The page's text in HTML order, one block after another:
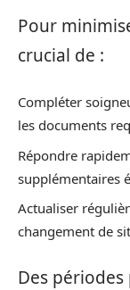
Pour
crucial de :
Compléter
les documents
Répondre
supplémentaires
Actualiser
changement de
Des